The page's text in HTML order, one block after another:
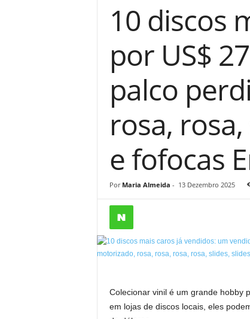
10 discos
por US$
palco
rosa,
e fofocas
Por Maria Almeida - 13 Dezembro 2025
Colecionar vinil é um grande hobby
em lojas de discos locais, eles